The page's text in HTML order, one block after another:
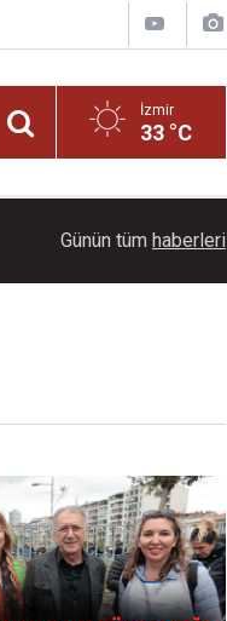
İzmir
33 °C
Günün tüm haberleri